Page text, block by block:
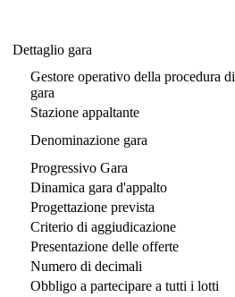
Dettaglio gara
Gestore operativo della procedura di
gara
Stazione appaltante
Denominazione gara
Progressivo Gara
Dinamica gara d'appalto
Progettazione prevista
Criterio di aggiudicazione
Presentazione delle offerte
Numero di decimali
Obbligo a partecipare a tutti i lotti